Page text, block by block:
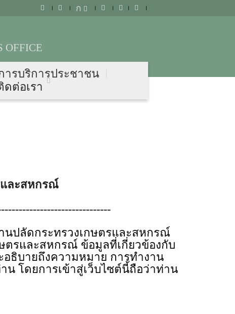
ก
OFFICE
ารบริการประชาชน
ดต่อเรา
และสหกรณ์
นปลัดกระทรวงเกษตรและสหกรณ์
ษตรและสหกรณ์ ข้อมูลที่เกี่ยวข้องกับ
อธิบายถึงความหมาย การทำงาน
น โดยการเข้าสู่เว็บไซต์นี้ถือว่าท่าน